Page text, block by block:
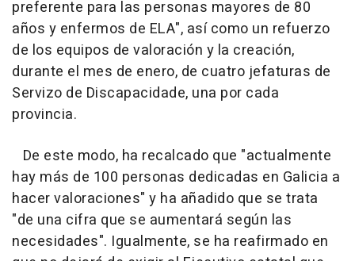
preferente para las personas mayores de 80
años y enfermos de ELA", así como un refuerzo
de los equipos de valoración y la creación,
durante el mes de enero, de cuatro jefaturas de
Servizo de Discapacidade, una por cada
provincia.
De este modo, ha recalcado que "actualmente
hay más de 100 personas dedicadas en Galicia a
hacer valoraciones" y ha añadido que se trata
"de una cifra que se aumentará según las
necesidades". Igualmente, se ha reafirmado en